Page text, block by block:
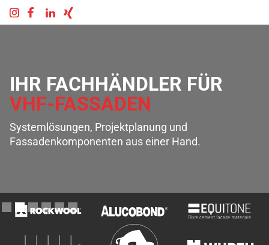
IHR FACHHÄNDLER FÜR
VHF-FASSADEN
Systemlösungen, Projektplanung und
Fassadenkomponenten aus einer Hand.